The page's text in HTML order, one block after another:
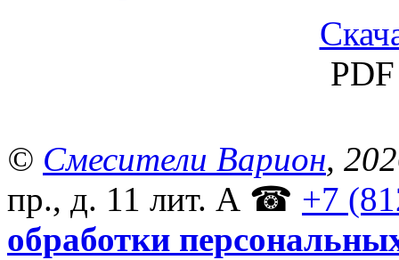
© Смесители Варион,
пр., д. 11 лит. А ☎ +7
обработки